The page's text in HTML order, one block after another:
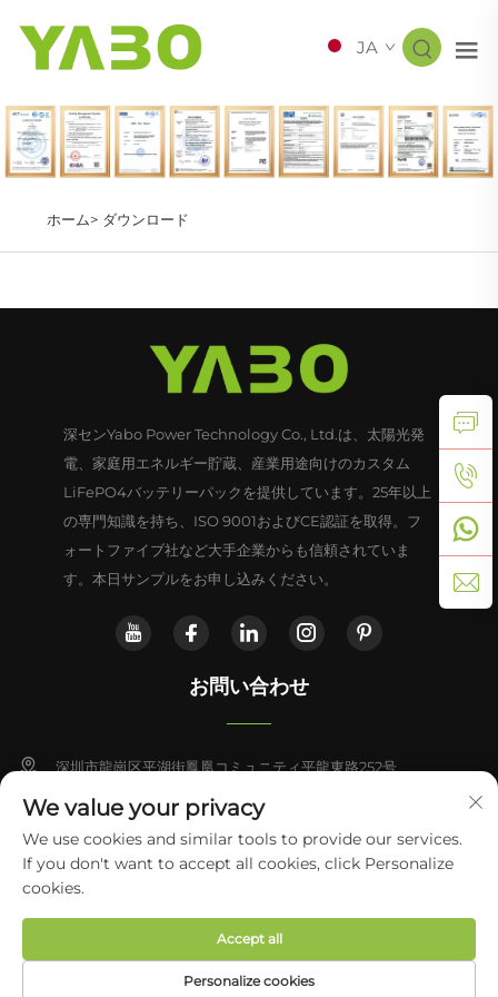
JA
ホーム> ダウンロード
深センYabo Power Technology Co., Ltd.は、太陽光発
電、家庭用エネルギー貯蔵、産業用途向けのカスタム
LiFePO4バッテリーパックを提供しています。25年以上
の専門知識を持ち、ISO 9001およびCE認証を取得。フ
ォートファイブ社など大手企業からも信頼されていま
す。本日サンプルをお申し込みください。
お問い合わせ
深圳市龍崗区平湖街鳳凰コミュニティ平龍東路252号
+86-13828714933
[email protected]
Copyright © 2026 Shenzhen Yabo Power Technology Co., Ltd. すべて
We value your privacy
We use cookies and similar tools to provide our services.
If you don't want to accept all cookies, click Personalize
cookies.
Personalize cookies
Accept all